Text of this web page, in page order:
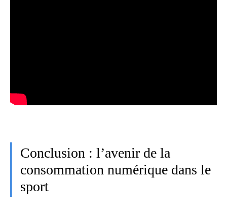
Conclusion : l’avenir de la
consommation numérique dans le
sport